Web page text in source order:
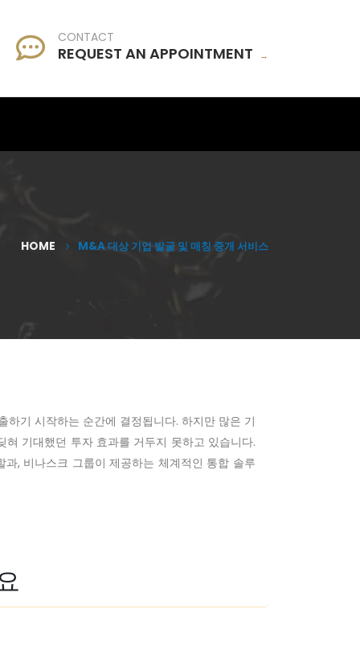
CONTACT
REQUEST AN APPOINTMENT →
HOME M&A 대상 기업 발굴 및 매칭 중개 서비스
기 시작하는 순간에 결정됩니다. 하지만 많은 기
기대했던 투자 효과를 거두지 못하고 있습니다.
, 비나스크 그룹이 제공하는 체계적인 통합 솔루